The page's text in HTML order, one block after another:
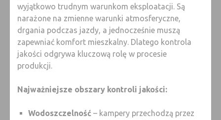
wyjątkowo trudnym warunkom eksploatacji. Są
narażone na zmienne warunki atmosferyczne,
drgania podczas jazdy, a jednocześnie muszą
zapewniać komfort mieszkalny. Dlatego kontrola
jakości odgrywa kluczową rolę w procesie
produkcji.
Najważniejsze obszary kontroli jakości:
Wodoszczelność – kampery przechodzą przez